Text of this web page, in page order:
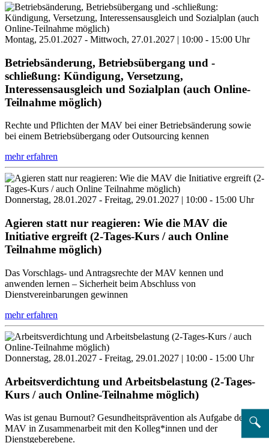
Montag, 25.01.2027 - Mittwoch, 27.01.2027 | 10:00 - 15:00 Uhr
Betriebsänderung, Betriebsübergang und -
schließung: Kündigung, Versetzung,
Interessensausgleich und Sozialplan (auch Online-
Teilnahme möglich)
Rechte und Pflichten der MAV bei einer Betriebsänderung sowie
bei einem Betriebsübergang oder Outsourcing kennen
mehr erfahren
Donnerstag, 28.01.2027 - Freitag, 29.01.2027 | 10:00 - 15:00 Uhr
Agieren statt nur reagieren: Wie die MAV die
Initiative ergreift (2-Tages-Kurs / auch Online
Teilnahme möglich)
Das Vorschlags- und Antragsrechte der MAV kennen und
anwenden lernen – Sicherheit beim Abschluss von
Dienstvereinbarungen gewinnen
mehr erfahren
Donnerstag, 28.01.2027 - Freitag, 29.01.2027 | 10:00 - 15:00 Uhr
Arbeitsverdichtung und Arbeitsbelastung (2-Tages-
Kurs / auch Online-Teilnahme möglich)
Was ist genau Burnout? Gesundheitsprävention als Aufgabe der
MAV in Zusammenarbeit mit den Kolleg*innen und der
Dienstgeberebene.